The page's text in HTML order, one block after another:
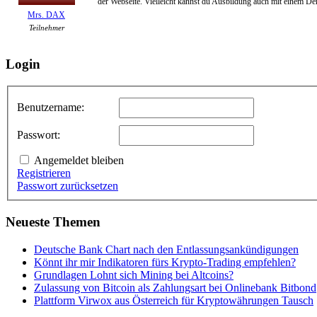
Mrs. DAX
Teilnehmer
Login
Benutzername:
Passwort:
Angemeldet bleiben
Registrieren
Passwort zurücksetzen
Neueste Themen
Deutsche Bank Chart nach den Entlassungsankündigungen
Könnt ihr mir Indikatoren fürs Krypto-Trading empfehlen?
Grundlagen Lohnt sich Mining bei Altcoins?
Zulassung von Bitcoin als Zahlungsart bei Onlinebank Bitbond
Plattform Virwox aus Österreich für Kryptowährungen Tausch